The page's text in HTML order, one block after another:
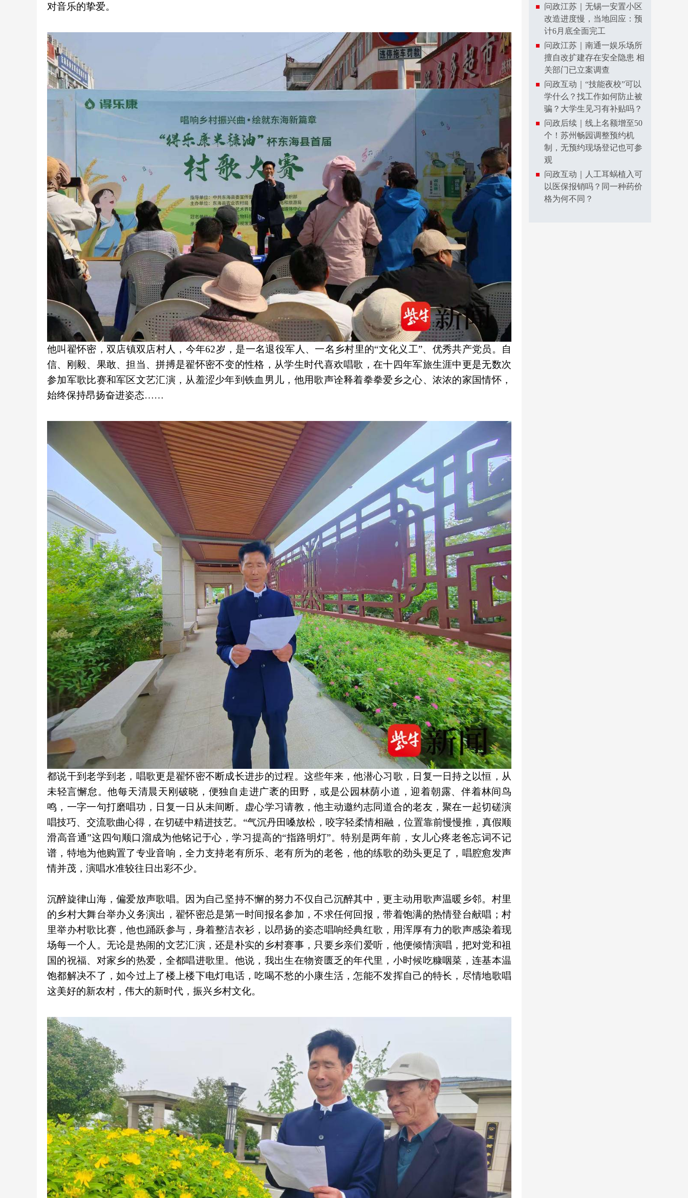
对音乐的挚爱。
他叫翟怀密，双店镇双店村人，今年62岁，是一名退役军人、一名乡村里的“文化义工”、优秀共产党员。自
信、刚毅、果敢、担当、拼搏是翟怀密不变的性格，从学生时代喜欢唱歌，在十四年军旅生涯中更是无数次
参加军歌比赛和军区文艺汇演，从羞涩少年到铁血男儿，他用歌声诠释着拳拳爱乡之心、浓浓的家国情怀，
始终保持昂扬奋进姿态……
都说干到老学到老，唱歌更是翟怀密不断成长进步的过程。这些年来，他潜心习歌，日复一日持之以恒，从
未轻言懈怠。他每天清晨天刚破晓，便独自走进广袤的田野，或是公园林荫小道，迎着朝露、伴着林间鸟
鸣，一字一句打磨唱功，日复一日从未间断。虚心学习请教，他主动邀约志同道合的老友，聚在一起切磋演
唱技巧、交流歌曲心得，在切磋中精进技艺。“气沉丹田嗓放松，咬字轻柔情相融，位置靠前慢慢推，真假顺
滑高音通”这四句顺口溜成为他铭记于心，学习提高的“指路明灯”。特别是两年前，女儿心疼老爸忘词不记
谱，特地为他购置了专业音响，全力支持老有所乐、老有所为的老爸，他的练歌的劲头更足了，唱腔愈发声
情并茂，演唱水准较往日出彩不少。
沉醉旋律山海，偏爱放声歌唱。因为自己坚持不懈的努力不仅自己沉醉其中，更主动用歌声温暖乡邻。村里
的乡村大舞台举办义务演出，翟怀密总是第一时间报名参加，不求任何回报，带着饱满的热情登台献唱；村
里举办村歌比赛，他也踊跃参与，身着整洁衣衫，以昂扬的姿态唱响经典红歌，用浑厚有力的歌声感染着现
场每一个人。无论是热闹的文艺汇演，还是朴实的乡村赛事，只要乡亲们爱听，他便倾情演唱，把对党和祖
国的祝福、对家乡的热爱，全都唱进歌里。他说，我出生在物资匮乏的年代里，小时候吃糠咽菜，连基本温
饱都解决不了，如今过上了楼上楼下电灯电话，吃喝不愁的小康生活，怎能不发挥自己的特长，尽情地歌唱
这美好的新农村，伟大的新时代，振兴乡村文化。
问政江苏｜无锡一安置小区
改造进度慢，当地回应：预
计6月底全面完工
问政江苏｜南通一娱乐场所
擅自改扩建存在安全隐患 相
关部门已立案调查
问政互动｜“技能夜校”可以
学什么？找工作如何防止被
骗？大学生见习有补贴吗？
问政后续｜线上名额增至50
个！苏州畅园调整预约机
制，无预约现场登记也可参
观
问政互动｜人工耳蜗植入可
以医保报销吗？同一种药价
格为何不同？